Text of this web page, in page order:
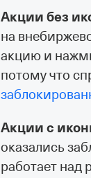
Акции без
на
акцию и
потому что
Акции с
оказались
работает над